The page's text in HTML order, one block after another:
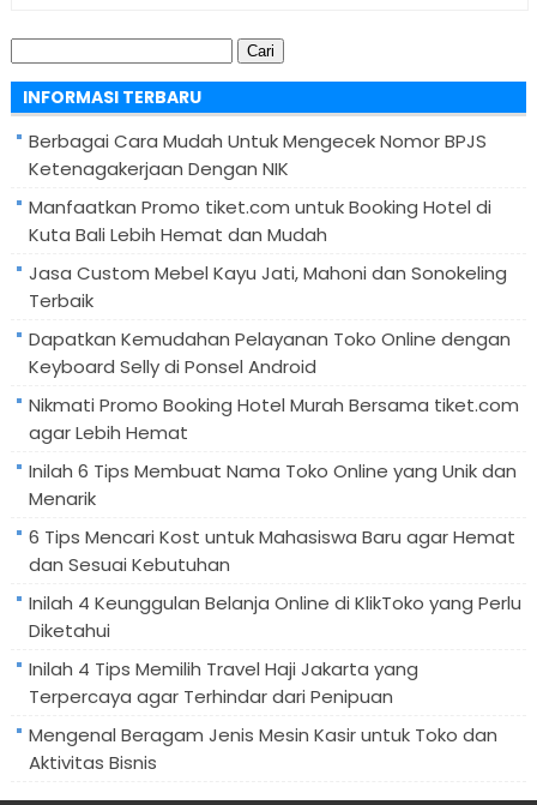
Cari
untuk:
INFORMASI TERBARU
Berbagai Cara Mudah Untuk Mengecek Nomor BPJS
Ketenagakerjaan Dengan NIK
Manfaatkan Promo tiket.com untuk Booking Hotel di
Kuta Bali Lebih Hemat dan Mudah
Jasa Custom Mebel Kayu Jati, Mahoni dan Sonokeling
Terbaik
Dapatkan Kemudahan Pelayanan Toko Online dengan
Keyboard Selly di Ponsel Android
Nikmati Promo Booking Hotel Murah Bersama tiket.com
agar Lebih Hemat
Inilah 6 Tips Membuat Nama Toko Online yang Unik dan
Menarik
6 Tips Mencari Kost untuk Mahasiswa Baru agar Hemat
dan Sesuai Kebutuhan
Inilah 4 Keunggulan Belanja Online di KlikToko yang Perlu
Diketahui
Inilah 4 Tips Memilih Travel Haji Jakarta yang
Terpercaya agar Terhindar dari Penipuan
Mengenal Beragam Jenis Mesin Kasir untuk Toko dan
Aktivitas Bisnis